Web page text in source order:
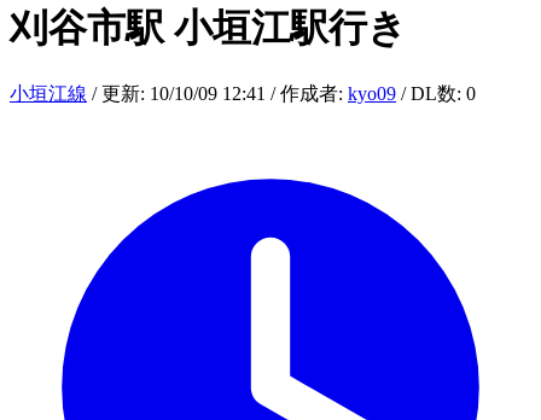
刈谷市駅 小垣江駅行き
小垣江線 / 更新: 10/10/09 12:41 / 作成者: kyo09 / DL数: 0